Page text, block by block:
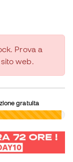
Prova a
web.
gratuita